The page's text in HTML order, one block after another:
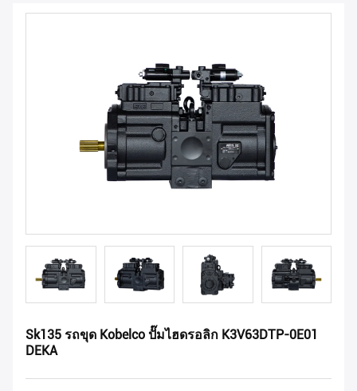
Sk135 รถขุด Kobelco ปั๊มไฮดรอลิก K3V63DTP-0E01
DEKA